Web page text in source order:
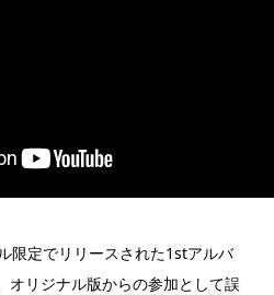
限定でリリースされた1stアルバ
オリジナル版からの参加として誤